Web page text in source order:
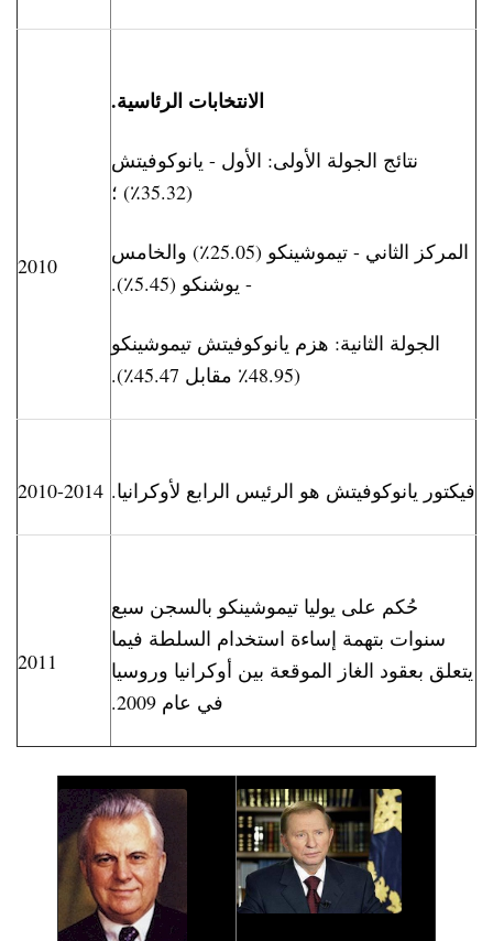
2010
الانتخابات الرئاسية.
نتائج الجولة الأولى: الأول - يانوكوفيتش
(35.32٪) ؛
المركز الثاني - تيموشينكو (25.05٪) والخامس
- يوشنكو (5.45٪).
الجولة الثانية: هزم يانوكوفيتش تيموشينكو
(48.95٪ مقابل 45.47٪).
2010-2014 فيكتور يانوكوفيتش هو الرئيس الرابع لأوكرانيا.
2011
حُكم على يوليا تيموشينكو بالسجن سبع
سنوات بتهمة إساءة استخدام السلطة فيما
يتعلق بعقود الغاز الموقعة بين أوكرانيا وروسيا
في عام 2009.